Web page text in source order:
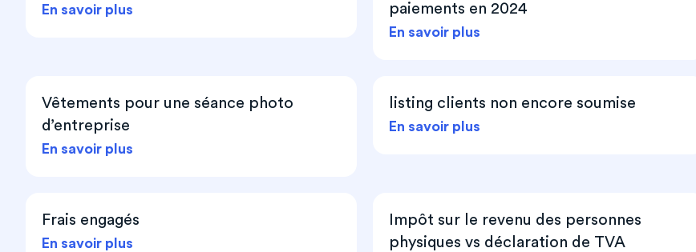
En savoir plus
paiements en 2024
En savoir plus
Vêtements pour une séance photo
d’entreprise
En savoir plus
listing clients non encore soumise
En savoir plus
Frais engagés
En savoir plus
Impôt sur le revenu des personnes
physiques vs déclaration de TVA